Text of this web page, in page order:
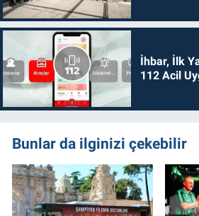
İhbar, İlk
112 Acil
Bunlar da ilginizi çekebilir